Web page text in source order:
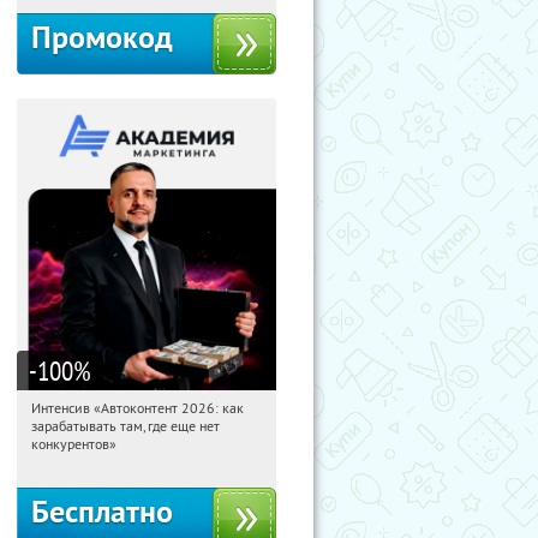
Промокод
-100%
16:32:23 Получили:
Россия
Интенсив «Автоконтент 2026: как
зарабатывать там, где еще нет
конкурентов»
Бесплатно